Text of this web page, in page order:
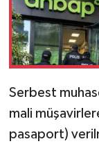
Serbest
mali
pasaport)